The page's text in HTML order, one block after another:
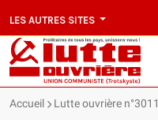
LES AUTRES SITES
Accueil Lutte ouvrière n°3011